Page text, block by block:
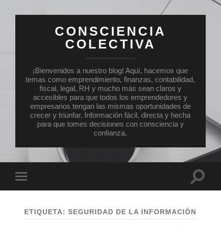
CONSCIENCIA
COLECTIVA
¡Bienvenidos a nuestro blog! Aquí, hacemos que
temas como emprendimiento, finanzas, contabilidad,
fiscal, legal, RH y mucho más sean claros y
accesibles para que todos los emprendedores y
empresarios tengan las mismas oportunidades de
crecer y triunfar. Información fácil, directa y hecha
para que tomes decisiones con consciencia y
confianza.
el
móvil
ETIQUETA:SEGURIDAD DE LA INFORMACIÓN